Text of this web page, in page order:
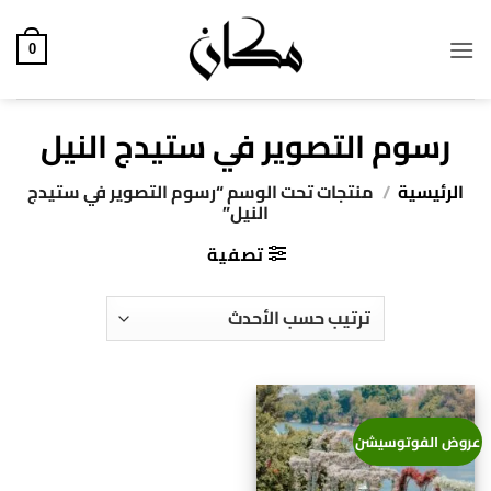
للمحتوى
0
رسوم التصوير في ستيدج النيل
الرئيسية / منتجات تحت الوسم “رسوم التصوير في ستيدج
النيل”
تصفية
عروض الفوتوسيشن